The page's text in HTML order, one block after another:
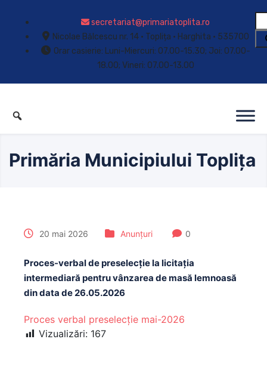
secretariat@primariatoplita.ro
Nicolae Bălcescu nr. 14 • Toplița • Harghita • 535700
Orar casierie: Luni-Miercuri: 07.00-15.30; Joi: 07.00-
18.00; Vineri: 07.00-13.00
Primăria Municipiului Toplița
20 mai 2026 Anunțuri 0
Proces-verbal de preselecție la licitația
intermediară pentru vânzarea de masă lemnoasă
din data de 26.05.2026
Proces verbal preselecție mai-2026
Vizualizări: 167